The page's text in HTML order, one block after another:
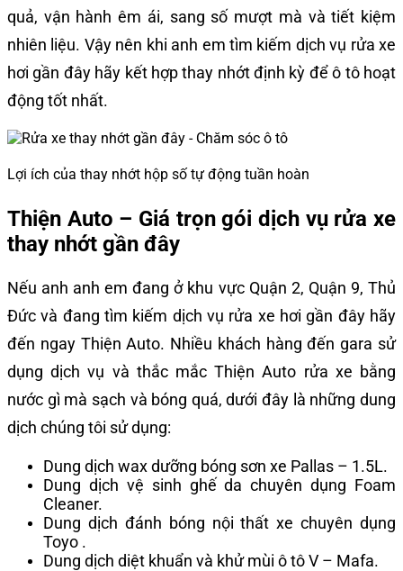
quả, vận hành êm ái, sang số mượt mà và tiết kiệm
nhiên liệu. Vậy nên khi anh em tìm kiếm dịch vụ rửa xe
hơi gần đây hãy kết hợp thay nhớt định kỳ để ô tô hoạt
động tốt nhất.
Lợi ích của thay nhớt hộp số tự động tuần hoàn
Thiện Auto – Giá trọn gói dịch vụ rửa xe
thay nhớt gần đây
Nếu anh anh em đang ở khu vực Quận 2, Quận 9, Thủ
Đức và đang tìm kiếm dịch vụ rửa xe hơi gần đây hãy
đến ngay Thiện Auto. Nhiều khách hàng đến gara sử
dụng dịch vụ và thắc mắc Thiện Auto rửa xe bằng
nước gì mà sạch và bóng quá, dưới đây là những dung
dịch chúng tôi sử dụng:
Dung dịch wax dưỡng bóng sơn xe Pallas – 1.5L.
Dung dịch vệ sinh ghế da chuyên dụng Foam
Cleaner.
Dung dịch đánh bóng nội thất xe chuyên dụng
Toyo .
Dung dịch diệt khuẩn và khử mùi ô tô V – Mafa.